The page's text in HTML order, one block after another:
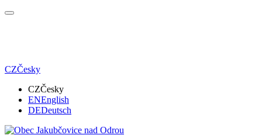
CZČesky
CZČesky
ENEnglish
DEDeutsch